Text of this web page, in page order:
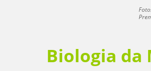
Biologia da